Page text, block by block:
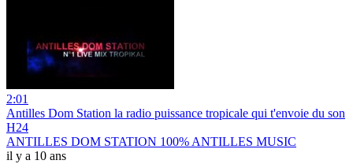
2:01
Antilles Dom Station la radio puissance tropicale qui t'envoie du son
H24
ANTILLES DOM STATION 100% ANTILLES MUSIC
il y a 10 ans